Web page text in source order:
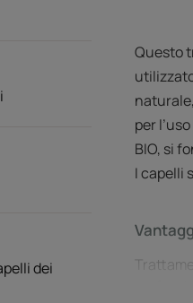
dei
Questo
per
BIO, si
I capelli